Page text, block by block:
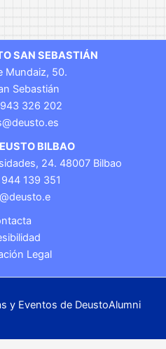
SAN SEBASTIÁN
Mundaiz, 50.
Sebastián
326 202
BILBAO
24. 48007 Bilbao
139 351
Legal
y Eventos de DeustoAlumni